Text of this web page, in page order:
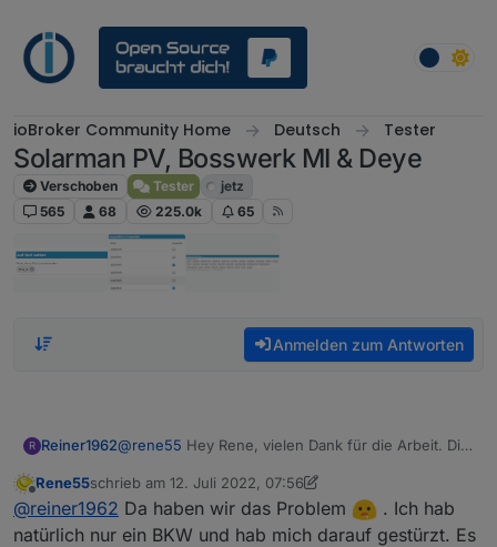
ioBroker Community Home Deutsch Tester
Solarman PV, Bosswerk MI & Deye
Verschoben Tester
jetz
565
68 225.0k 65
Anmelden zum Antworten
R Reiner1962@rene55 Hey Rene, vielen Dank für die Arbeit. Die
Solarman waren exakt die gleichen :-)
Was bei mir aber derzeit nicht funzt.... Ich habe 2
Balkonkraftwerke und das Adapter mit der Instanz
gibt mir nur eins aus.
Eine Idee?
Offline
Rene55schrieb am 12. Juli 2022, 07:56
zuletzt editiert von Rene55 7. Dez. 2022, 09:57
@reiner1962 Da haben wir das Problem
. Ich hab
natürlich nur ein BKW und hab mich darauf gestürzt. Es